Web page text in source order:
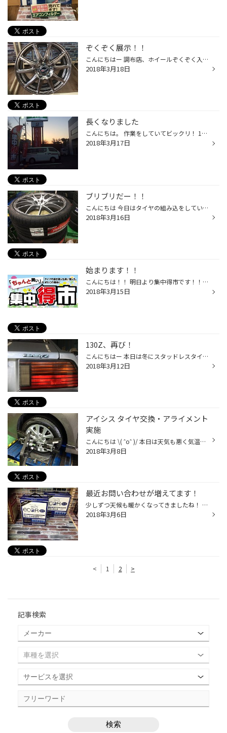
ぞくぞく展示！！
こんにちはー 調布店、ホイールぞくぞく入荷中です。 車も人もオシャレは足元から！！ 特にスチールホイールの方！！ アルミホイールにすると軽量化により、燃費やハンドリングの向上します！ ぜひ、タイヤ交換とご一緒に！
2018年3月18日
長くなりました
こんにちは。 作業をしていてビックリ！ 18時過ぎて、この明るさです！！！！ 日が長くなりましたね。 さて、作業の続きします！！
2018年3月17日
ブリブリだー！！
こんにちは 今日はタイヤの組み込をしていて感じた事を、、、 ん〜、、良いサイズですね〜。 ただ、ポテンザ、、、、 剛性が高いので、組み込むのに気を使います、、、。 春の脱着に合わせて交換頂く方が多いので、 じゃんじゃん組み込みますよー！！ 予約が埋まってきています。 早め早めの準備を...
2018年3月16日
始まります！！
こんにちは！！ 明日より集中得市です！！！ おでかけ応援アイテムを揃えてお待ちしております。
2018年3月15日
130Z、再び！
こんにちはー 本日は冬にスタッドレスタイヤを購入頂いた130Zのお客様の ノーマルタイヤのこうかんです。 今回は写真撮りましたw 乗り心地重視のレグノです。 アライメントも作業しました！ 相変わらずカッコイイ！！！！！ また100km点検でお待ちしております！
2018年3月12日
アイシス タイヤ交換・アライメント
実施
こんにちは \( ˆoˆ )/ 本日は天気も悪く気温も逆戻りな感じでとても冷え込みますね（；＿；） しかし気持ちはHOTでスタッフ一同頑張ります (￣^￣)ゞ 本日はアイシスでタイヤの残溝が少なくなってきたので タイヤ交換のご相談でご来店頂きました。 タイヤを点検すると残溝も少なく安全走行の為にタ...
2018年3月8日
最近お問い合わせが増えてます！
少しずつ天候も暖かくなってきましたね！ 当店のスタッフにもいるのですが、花粉症の方は少し大変そうですね まだ日によって気温差かあるので体調管理はしっかり行いましょう。 最近、お問い合わせが多くなってきているのがバッテリーの点検です。 エンジンのかかりが悪く感じたり、夜間走行でヘッ...
2018年3月6日
< 1 2 >
記事検索